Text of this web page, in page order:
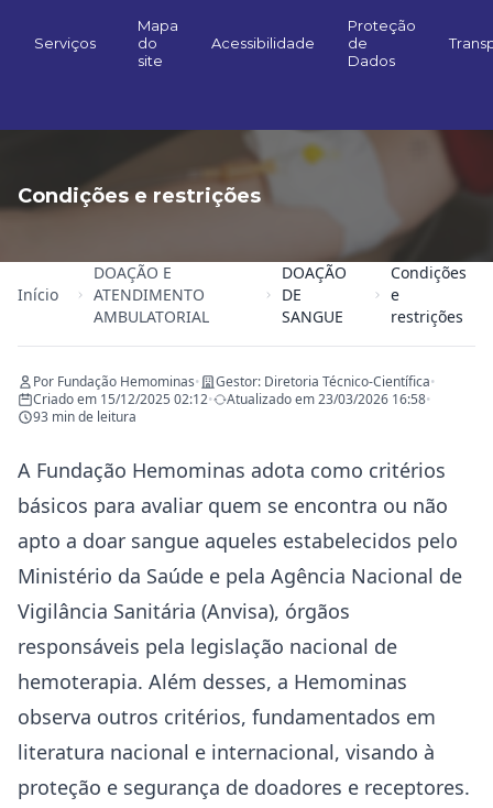
Serviços
Mapa
do
site
Acessibilidade
Proteção
de
Dados
Condições e restrições
Início
DOAÇÃO E
ATENDIMENTO
AMBULATORIAL
DOAÇÃO
DE
SANGUE
Condições
e
restrições
Por Fundação Hemominas• Gestor: Diretoria Técnico-Científica•
Criado em 15/12/2025 02:12• Atualizado em 23/03/2026 16:58•
93 min de leitura
A Fundação Hemominas adota como critérios
básicos para avaliar quem se encontra ou não
apto a doar sangue aqueles estabelecidos pelo
Ministério da Saúde e pela Agência Nacional de
Vigilância Sanitária (Anvisa), órgãos
responsáveis pela legislação nacional de
hemoterapia. Além desses, a Hemominas
observa outros critérios, fundamentados em
literatura nacional e internacional, visando à
proteção e segurança de doadores e receptores.